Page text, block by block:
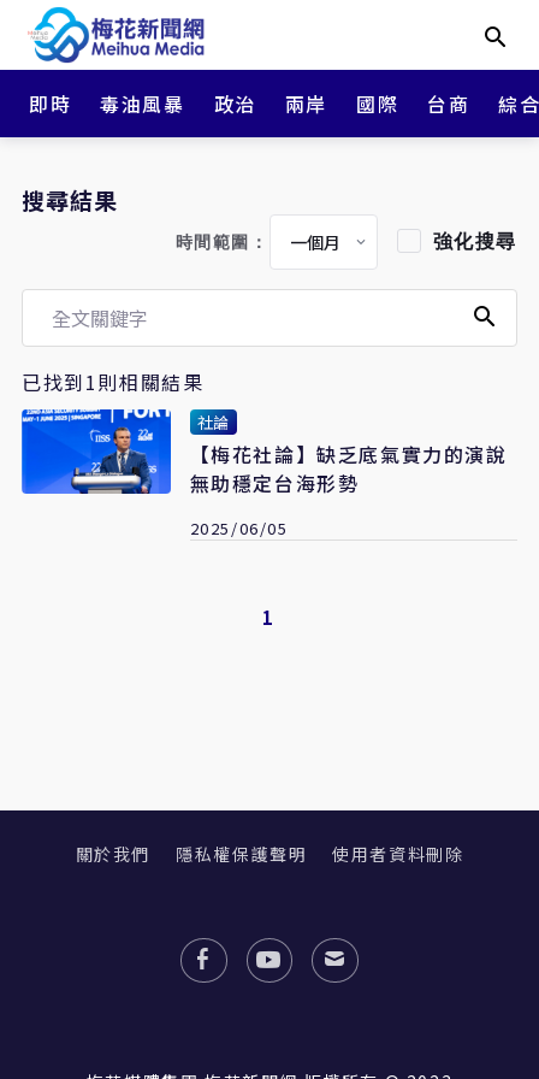
即時 毒油風暴 政治 兩岸 國際 台商 綜
搜尋結果
時間範圍： 強化搜尋
已找到1則相關結果
社論
【梅花社論】缺乏底氣實力的演說
無助穩定台海形勢
2025/06/05
1
關於我們 隱私權保護聲明 使用者資料刪除